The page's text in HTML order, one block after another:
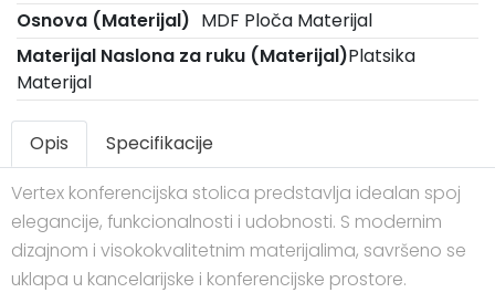
Osnova (Materijal) MDF Ploča Materijal
Materijal Naslona za ruku (Materijal)Platsika
Materijal
Opis
Specifikacije
Vertex konferencijska stolica predstavlja idealan spoj
elegancije, funkcionalnosti i udobnosti. S modernim
dizajnom i visokokvalitetnim materijalima, savršeno se
uklapa u kancelarijske i konferencijske prostore.